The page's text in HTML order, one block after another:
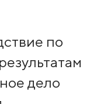
по
дело